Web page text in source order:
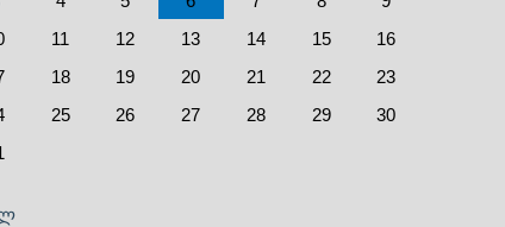
11 12 13 14 15
16
18 19 20 21 22
23
25 26 27 28 29
30